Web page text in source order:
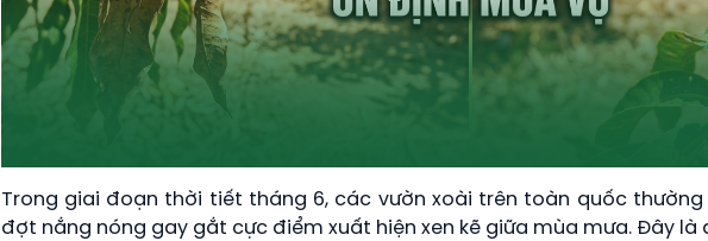
Trong giai đoạn thời tiết tháng 6, các vườn xoài trên toàn quốc
đợt nắng nóng gay gắt cực điểm xuất hiện xen kẽ giữa mùa mưa. Đây là